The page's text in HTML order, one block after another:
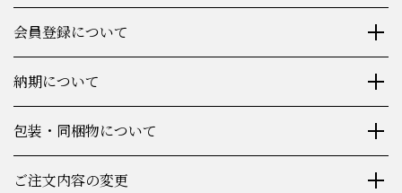
会員登録について
納期について
包装・同梱物について
ご注文内容の変更